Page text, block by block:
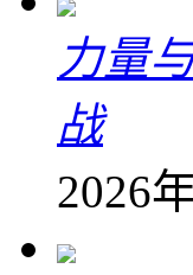
力量
战
2026